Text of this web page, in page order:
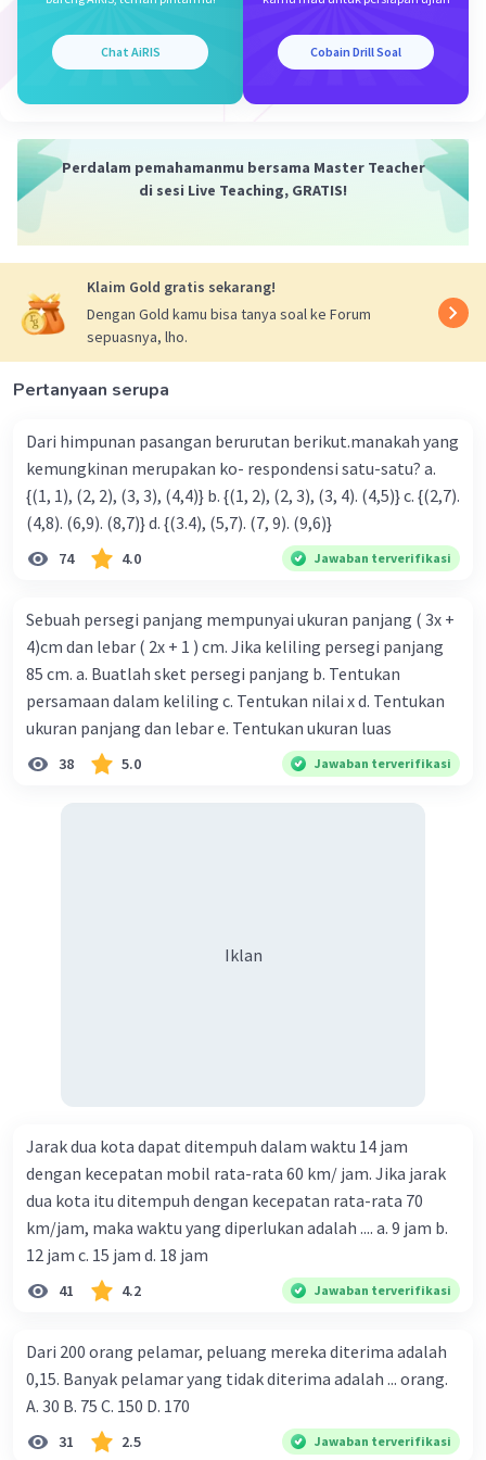
x = -(-10)/2(1)
x = 10/2
x = 5
y = ((-10)2- 4(1)(24))/(-4(1))
b. y = 3x² + 4x - 4
Maka a = 3, b = 4, dan c = -4
Sumbu simetri
x = -4/2(3)
x = -2/3
Nilai optimum
y = (4 - 4(3)(-4))/(-4(3))
y = (16 + 48)/(-12)
y = 64/(-12)
c. y = -2x² - x + 1
Maka a = -2, b = -1, dan c = 1
Sumbu simetri
x = -(-1)/2(-2)
x = 1/(-4)
x = -1/4
Jadi, persamaan sumbu simetri dan nilai
Beri Rating·5.0(1) Balas
Chat AiRIS Cobain Drill Soal
Perdalam pemahamanmu bersama Master Teacher
di sesi Live Teaching, GRATIS!
Klaim Gold gratis sekarang!
Dengan Gold kamu bisa tanya soal ke Forum
sepuasnya, lho.
Pertanyaan serupa
Dari himpunan pasangan berurutan berikut.manakah yang
kemungkinan merupakan ko- respondensi satu-satu? a.
{(1, 1), (2, 2), (3, 3), (4,4)} b. {(1, 2), (2, 3), (3, 4). (4,5)} c. {(2,7).
(4,8). (6,9). (8,7)} d. {(3.4), (5,7). (7, 9). (9,6)}
74 4.0 Jawaban terverifikasi
Sebuah persegi panjang mempunyai ukuran panjang ( 3x +
4)cm dan lebar ( 2x + 1 ) cm. Jika keliling persegi panjang
85 cm. a. Buatlah sket persegi panjang b. Tentukan
persamaan dalam keliling c. Tentukan nilai x d. Tentukan
ukuran panjang dan lebar e. Tentukan ukuran luas
38 5.0 Jawaban terverifikasi
Iklan
Jarak dua kota dapat ditempuh dalam waktu 14 jam
dengan kecepatan mobil rata-rata 60 km/ jam. Jika jarak
dua kota itu ditempuh dengan kecepatan rata-rata 70
km/jam, maka waktu yang diperlukan adalah .... a. 9 jam b.
12 jam c. 15 jam d. 18 jam
41 4.2 Jawaban terverifikasi
Dari 200 orang pelamar, peluang mereka diterima adalah
0,15. Banyak pelamar yang tidak diterima adalah ... orang.
A. 30 B. 75 C. 150 D. 170
31 2.5 Jawaban terverifikasi